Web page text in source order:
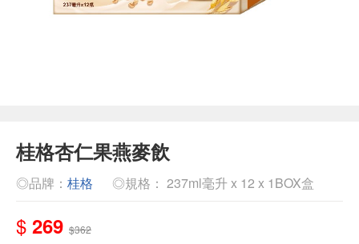
桂格杏仁果燕麥飲
◎品牌： 桂格 ◎規格： 237ml毫升 x 12 x 1BOX盒
$ 269 $362